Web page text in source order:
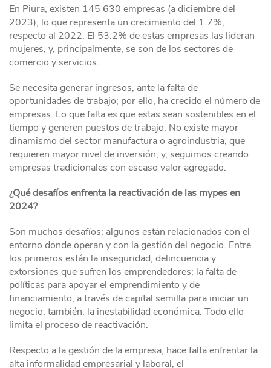
En Piura, existen 145 630 empresas (a diciembre del
2023), lo que representa un crecimiento del 1.7%,
respecto al 2022. El 53.2% de estas empresas las lideran
mujeres, y, principalmente, se son de los sectores de
comercio y servicios.
Se necesita generar ingresos, ante la falta de
oportunidades de trabajo; por ello, ha crecido el número de
empresas. Lo que falta es que estas sean sostenibles en el
tiempo y generen puestos de trabajo. No existe mayor
dinamismo del sector manufactura o agroindustria, que
requieren mayor nivel de inversión; y, seguimos creando
empresas tradicionales con escaso valor agregado.
¿Qué desafíos enfrenta la reactivación de las mypes en
2024?
Son muchos desafíos; algunos están relacionados con el
entorno donde operan y con la gestión del negocio. Entre
los primeros están la inseguridad, delincuencia y
extorsiones que sufren los emprendedores; la falta de
políticas para apoyar el emprendimiento y de
financiamiento, a través de capital semilla para iniciar un
negocio; también, la inestabilidad económica. Todo ello
limita el proceso de reactivación.
Respecto a la gestión de la empresa, hace falta enfrentar la
alta informalidad empresarial y laboral, el